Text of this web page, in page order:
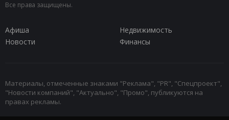
Все права защищены.
Афиша
Недвижимость
Новости
Финансы
Материалы, отмеченные знаками "Реклама", "PR", "Спецпроект",
"Новости компаний", "Актуально", "Промо", публикуются на
правах рекламы.